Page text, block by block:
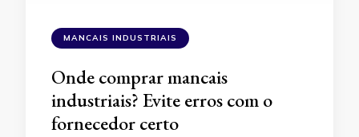
MANCAIS INDUSTRIAIS
Onde comprar mancais
industriais? Evite erros com o
fornecedor certo